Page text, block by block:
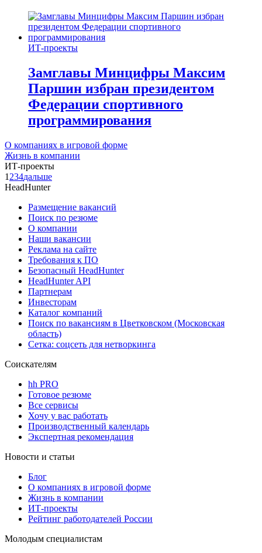
ИТ-проекты
Замглавы Минцифры Максим
Паршин избран президентом
Федерации спортивного
программирования
О компаниях в игровой форме
Жизнь в компании
ИТ-проекты
1 234дальше
HeadHunter
Размещение вакансий
Поиск по резюме
О компании
Наши вакансии
Реклама на сайте
Требования к ПО
Безопасный HeadHunter
HeadHunter API
Партнерам
Инвесторам
Каталог компаний
Поиск по вакансиям в Цветковском (Московская
область)
Сетка: соцсеть для нетворкинга
Соискателям
hh PRO
Готовое резюме
Все сервисы
Хочу у вас работать
Производственный календарь
Экспертная рекомендация
Новости и статьи
Блог
О компаниях в игровой форме
Жизнь в компании
ИТ-проекты
Рейтинг работодателей России
Молодым специалистам